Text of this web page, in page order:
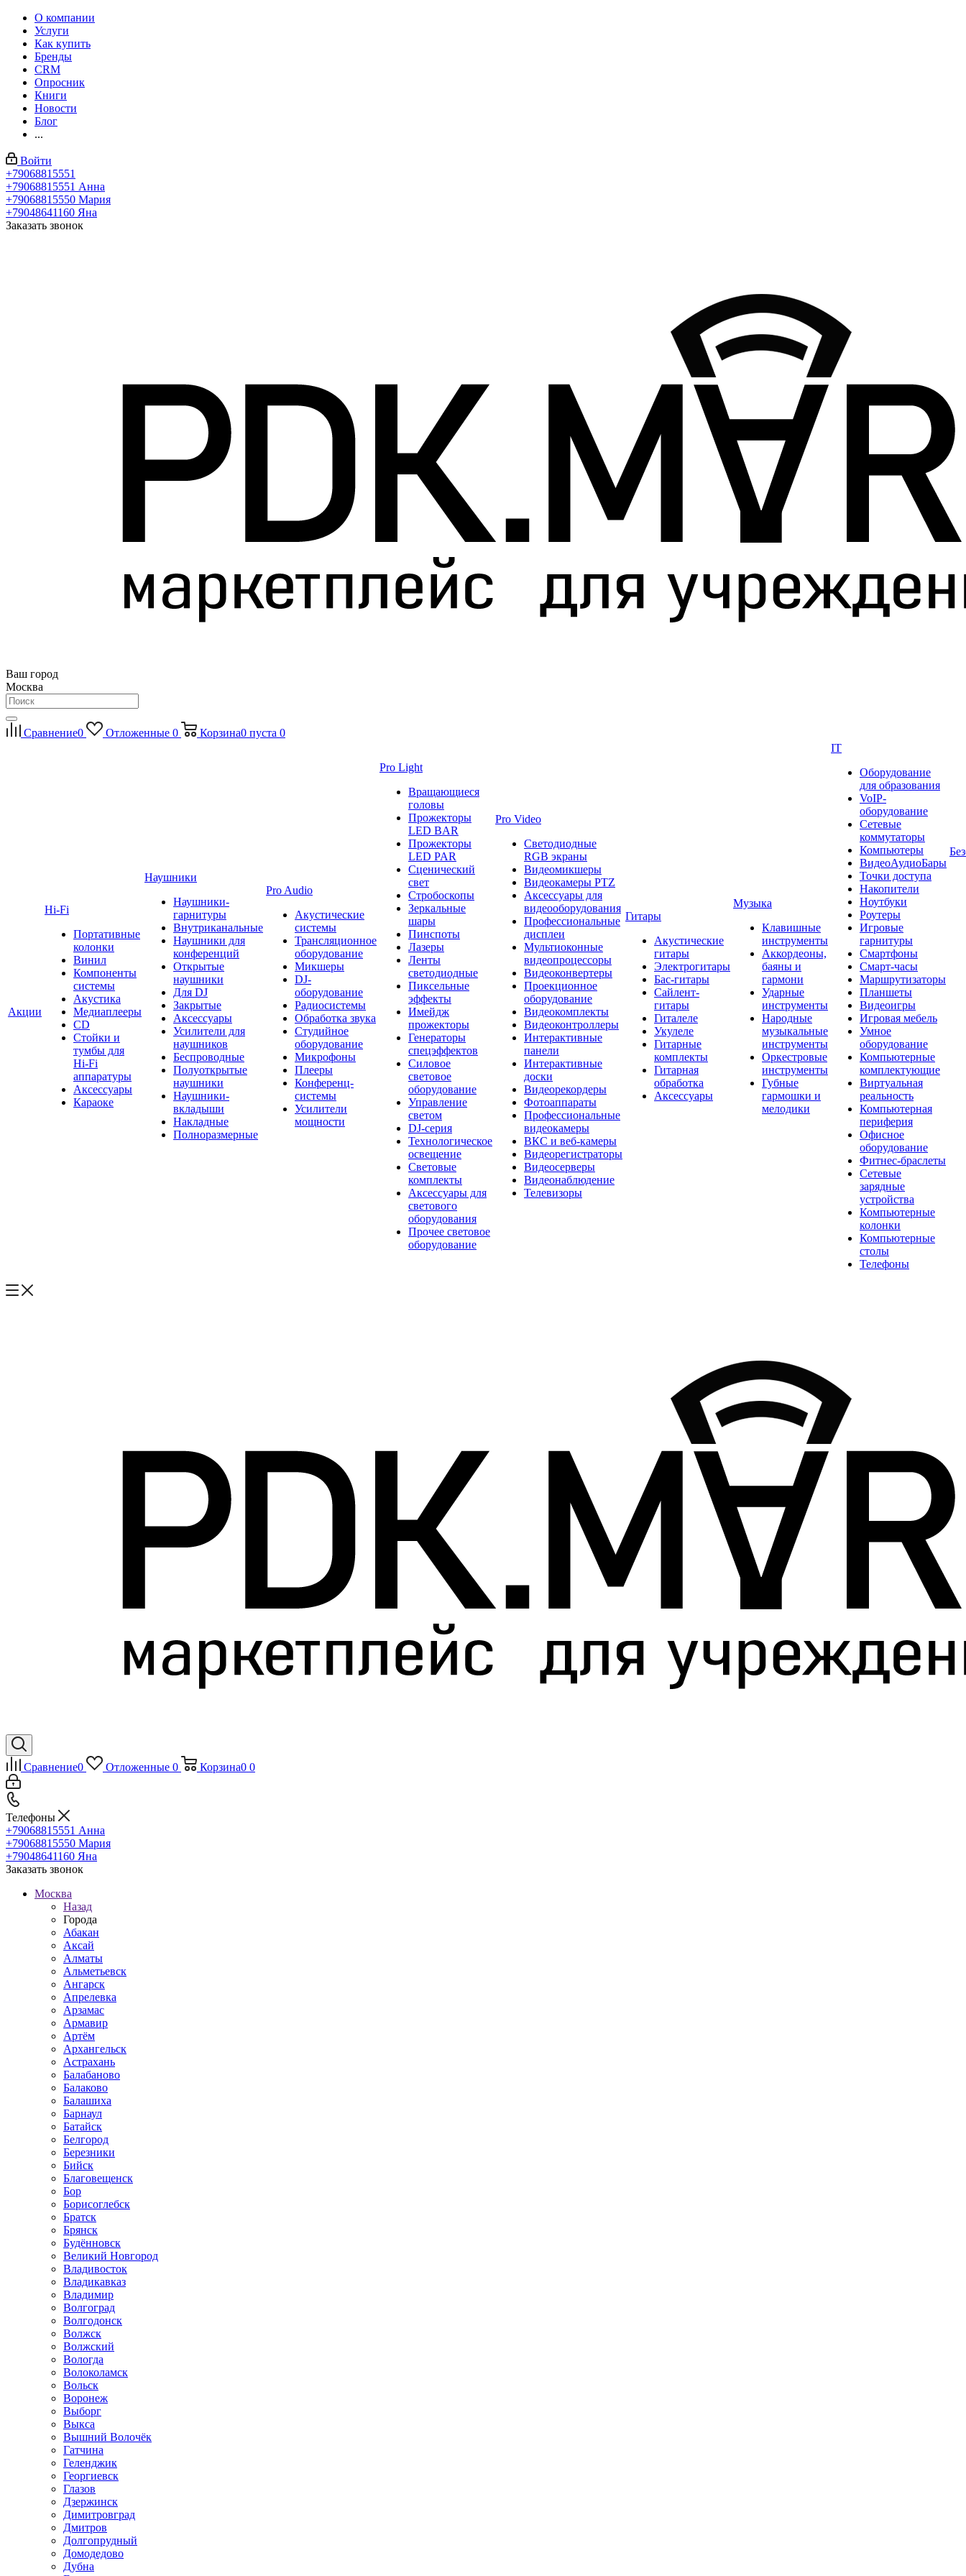
О компании
Услуги
Как купить
Бренды
CRM
Опросник
Книги
Новости
Блог
...
Войти
+79068815551
+79068815551 Анна
+79068815550 Мария
+79048641160 Яна
Заказать звонок
Ваш город
Москва
Сравнение0 Отложенные 0 Корзина0 пуста 0
Акции
Hi-Fi
Портативные
колонки
Винил
Компоненты
системы
Акустика
Медиаплееры
CD
Стойки и
тумбы для
Hi-Fi
аппаратуры
Аксессуары
Караоке
Наушники
Наушники-
гарнитуры
Внутриканальные
Наушники для
конференций
Открытые
наушники
Для DJ
Закрытые
Аксессуары
Усилители для
наушников
Беспроводные
Полуоткрытые
наушники
Наушники-
вкладыши
Накладные
Полноразмерные
Pro Audio
Акустические
системы
Трансляционное
оборудование
Микшеры
DJ-
оборудование
Радиосистемы
Обработка звука
Студийное
оборудование
Микрофоны
Плееры
Конференц-
системы
Усилители
мощности
Pro Light
Вращающиеся
головы
Прожекторы
LED BAR
Прожекторы
LED PAR
Сценический
свет
Стробоскопы
Зеркальные
шары
Пинспоты
Лазеры
Ленты
светодиодные
Пиксельные
эффекты
Имейдж
прожекторы
Генераторы
спецэффектов
Силовое
световое
оборудование
Управление
светом
DJ-серия
Технологическое
освещение
Световые
комплекты
Аксессуары для
светового
оборудования
Прочее световое
оборудование
Pro Video
Светодиодные
RGB экраны
Видеомикшеры
Видеокамеры PTZ
Аксессуары для
видеооборудования
Профессиональные
дисплеи
Мультиоконные
видеопроцессоры
Видеоконвертеры
Проекционное
оборудование
Видеокомплекты
Видеоконтроллеры
Интерактивные
панели
Интерактивные
доски
Видеорекордеры
Фотоаппараты
Профессиональные
видеокамеры
ВКС и веб-камеры
Видеорегистраторы
Видеосерверы
Видеонаблюдение
Телевизоры
Гитары
Акустические
гитары
Электрогитары
Бас-гитары
Сайлент-
гитары
Гиталеле
Укулеле
Гитарные
комплекты
Гитарная
обработка
Аксессуары
Музыка
Клавишные
инструменты
Аккордеоны,
баяны и
гармони
Ударные
инструменты
Народные
музыкальные
инструменты
Оркестровые
инструменты
Губные
гармошки и
мелодики
IT
Оборудование
для образования
VoIP-
оборудование
Сетевые
коммутаторы
Компьютеры
ВидеоАудиоБары
Точки доступа
Накопители
Ноутбуки
Роутеры
Игровые
гарнитуры
Смартфоны
Смарт-часы
Маршрутизаторы
Планшеты
Видеоигры
Игровая мебель
Умное
оборудование
Компьютерные
комплектующие
Виртуальная
реальность
Компьютерная
периферия
Офисное
оборудование
Фитнес-браслеты
Сетевые
зарядные
устройства
Компьютерные
колонки
Компьютерные
столы
Телефоны
Сравнение0 Отложенные 0 Корзина0 0
Телефоны
+79068815551 Анна
+79068815550 Мария
+79048641160 Яна
Заказать звонок
Москва
Назад
Города
Абакан
Аксай
Алматы
Альметьевск
Ангарск
Апрелевка
Арзамас
Армавир
Артём
Архангельск
Астрахань
Балабаново
Балаково
Балашиха
Барнаул
Батайск
Белгород
Березники
Бийск
Благовещенск
Бор
Борисоглебск
Братск
Брянск
Будённовск
Великий Новгород
Владивосток
Владикавказ
Владимир
Волгоград
Волгодонск
Волжск
Волжский
Вологда
Волоколамск
Вольск
Воронеж
Выборг
Выкса
Вышний Волочёк
Гатчина
Геленджик
Георгиевск
Глазов
Дзержинск
Димитровград
Дмитров
Долгопрудный
Домодедово
Дубна